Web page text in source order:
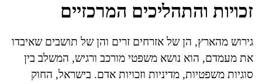
זכויות והתהליכים המרכזיים
גירוש מהארץ, הן של אזרחים זרים והן של תושבים שאיבדו
את מעמדם, הוא נושא משפטי מורכב ורגיש, המשלב בין
סוגיות משפטיות, מדיניות וזכויות אדם. בישראל, החוק